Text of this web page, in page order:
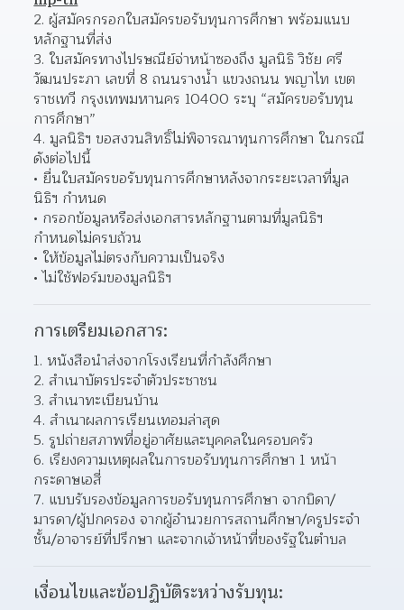
ผู้สมัครกรอกใบสมัครขอรับทุนการศึกษา พร้อมแนบ
หลักฐานที่ส่ง
ใบสมัครทางไปรษณีย์จ่าหน้าซองถึง มูลนิธิ วิชัย ศรี
วัฒนประภา เลขที่ 8 ถนนรางน้ำ แขวงถนน พญาไท เขต
ราชเทวี กรุงเทพมหานคร 10400 ระบุ “สมัครขอรับทุน
การศึกษา”
มูลนิธิฯ ขอสงวนสิทธิ์ไม่พิจารณาทุนการศึกษา ในกรณี
ดังต่อไปนี้
ยื่นใบสมัครขอรับทุนการศึกษาหลังจากระยะเวลาที่มูล
นิธิฯ กำหนด
กรอกข้อมูลหรือส่งเอกสารหลักฐานตามที่มูลนิธิฯ
กำหนดไม่ครบถ้วน
ให้ข้อมูลไม่ตรงกับความเป็นจริง
ไม่ใช้ฟอร์มของมูลนิธิฯ
การเตรียมเอกสาร:
หนังสือนำส่งจากโรงเรียนที่กำลังศึกษา
สำเนาบัตรประจำตัวประชาชน
สำเนาทะเบียนบ้าน
สำเนาผลการเรียนเทอมล่าสุด
รูปถ่ายสภาพที่อยู่อาศัยและบุคคลในครอบครัว
เรียงความเหตุผลในการขอรับทุนการศึกษา 1 หน้า
กระดาษเอสี่
แบบรับรองข้อมูลการขอรับทุนการศึกษา จากบิดา/
มารดา/ผู้ปกครอง จากผู้อำนวยการสถานศึกษา/ครูประจำ
ชั้น/อาจารย์ที่ปรึกษา และจากเจ้าหน้าที่ของรัฐในตำบล
เงื่อนไขและข้อปฏิบัติระหว่างรับทุน: